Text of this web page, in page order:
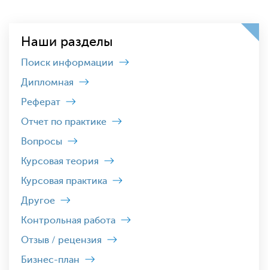
Наши разделы
Поиск информации
Дипломная
Реферат
Отчет по практике
Вопросы
Курсовая теория
Курсовая практика
Другое
Контрольная работа
Отзыв / рецензия
Бизнес-план